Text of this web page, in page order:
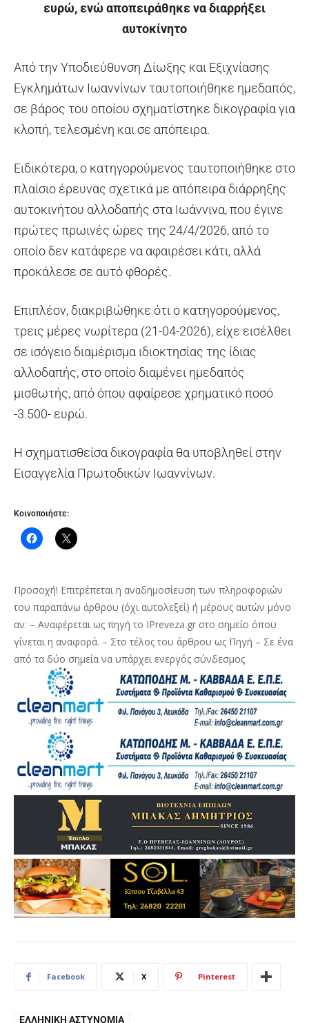
ευρώ, ενώ αποπειράθηκε να διαρρήξει
αυτοκίνητο
Από την Υποδιεύθυνση Δίωξης και Εξιχνίασης
Εγκλημάτων Ιωαννίνων ταυτοποιήθηκε ημεδαπός,
σε βάρος του οποίου σχηματίστηκε δικογραφία για
κλοπή, τελεσμένη και σε απόπειρα.
Ειδικότερα, ο κατηγορούμενος ταυτοποιήθηκε στο
πλαίσιο έρευνας σχετικά με απόπειρα διάρρηξης
αυτοκινήτου αλλοδαπής στα Ιωάννινα, που έγινε
πρώτες πρωινές ώρες της 24/4/2026, από το
οποίο δεν κατάφερε να αφαιρέσει κάτι, αλλά
προκάλεσε σε αυτό φθορές.
Επιπλέον, διακριβώθηκε ότι ο κατηγορούμενος,
τρεις μέρες νωρίτερα (21-04-2026), είχε εισέλθει
σε ισόγειο διαμέρισμα ιδιοκτησίας της ίδιας
αλλοδαπής, στο οποίο διαμένει ημεδαπός
μισθωτής, από όπου αφαίρεσε χρηματικό ποσό
-3.500- ευρώ.
Η σχηματισθείσα δικογραφία θα υποβληθεί στην
Εισαγγελία Πρωτοδικών Ιωαννίνων.
Κοινοποιήστε:
Προσοχή! Επιτρέπεται η αναδημοσίευση των πληροφοριών
του παραπάνω άρθρου (όχι αυτολεξεί) ή μέρους αυτών μόνο
αν: – Αναφέρεται ως πηγή το IPreveza.gr στο σημείο όπου
γίνεται η αναφορά. – Στο τέλος του άρθρου ως Πηγή – Σε ένα
από τα δύο σημεία να υπάρχει ενεργός σύνδεσμος
Facebook X Pinterest
ΕΛΛΗΝΙΚΉ ΑΣΤΥΝΟΜΊΑ